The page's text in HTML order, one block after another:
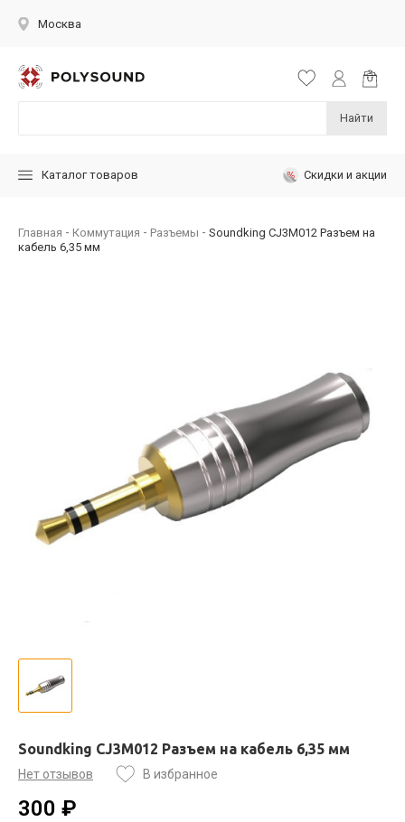
Москва
Найти
Каталог товаров Скидки и акции
Главная Коммутация Разъемы
Soundking CJ3M012 Разъем на
кабель 6,35 мм
Soundking CJ3M012 Разъем на кабель 6,35 мм
Нет отзывов В избранное
300 ₽